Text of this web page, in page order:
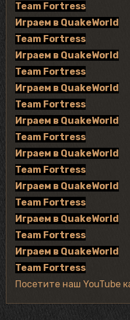
Team Fortress
Играем в QuakeWorld
Team Fortress
Играем в QuakeWorld
Team Fortress
Играем в QuakeWorld
Team Fortress
Играем в QuakeWorld
Team Fortress
Играем в QuakeWorld
Team Fortress
Играем в QuakeWorld
Team Fortress
Играем в QuakeWorld
Team Fortress
Играем в QuakeWorld
Team Fortress
Посетите наш YouTube